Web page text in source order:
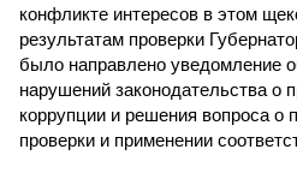
конфликте интересов в этом
результатам проверки
было направлено уведомление
нарушений законодательства о
коррупции и решения вопроса о
проверки и применении